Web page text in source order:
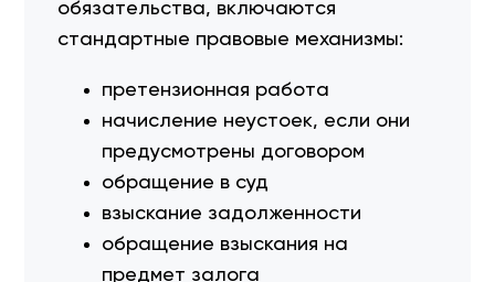
обязательства, включаются
стандартные правовые механизмы:
претензионная работа
начисление неустоек, если они
предусмотрены договором
обращение в суд
взыскание задолженности
обращение взыскания на
предмет залога